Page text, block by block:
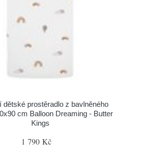
dětské prostěradlo z bavlněného
cm Balloon Dreaming - Butter
Kings
1 790 Kč